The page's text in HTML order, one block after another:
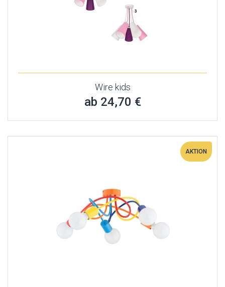
Wire kids
ab 24,70 €
AKTION